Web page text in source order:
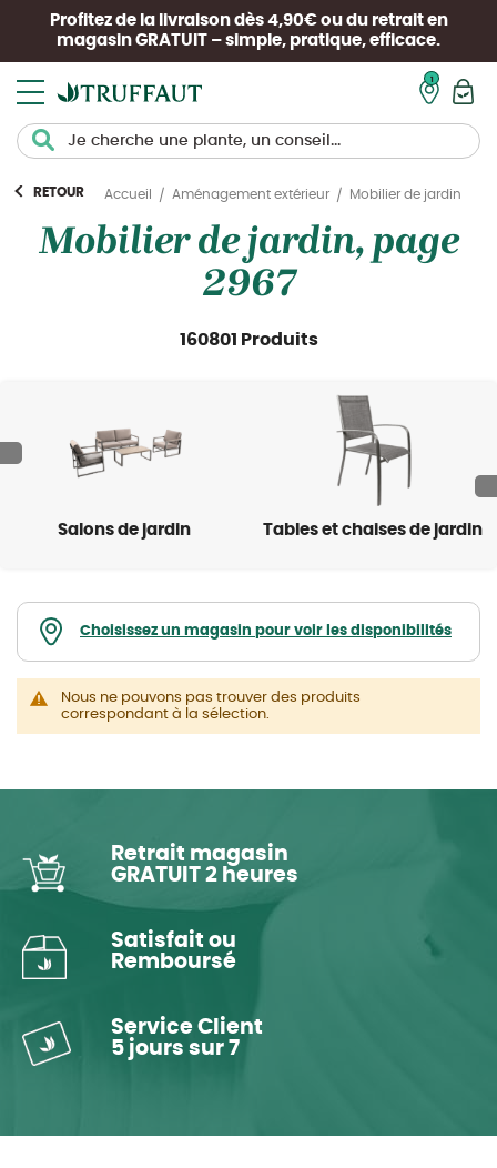
Profitez de la livraison dès 4,90€ ou du retrait en
magasin GRATUIT – simple, pratique, efficace.
RETOUR Accueil Aménagement extérieur Mobilier de jardin
Mobilier de jardin, page
2967
160801 Produits
Salons de jardin Tables et chaises de jardin
Choisissez un magasin pour voir les disponibilités
Nous ne pouvons pas trouver des produits
correspondant à la sélection.
Retrait magasin
GRATUIT 2 heures
Satisfait ou
Remboursé
Service Client
5 jours sur 7